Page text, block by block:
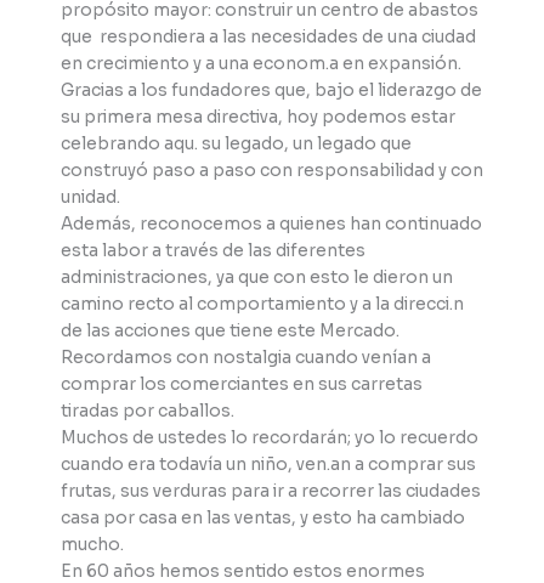
propósito mayor: construir un centro de abastos
que respondiera a las necesidades de una ciudad
en crecimiento y a una econom.a en expansión.
Gracias a los fundadores que, bajo el liderazgo de
su primera mesa directiva, hoy podemos estar
celebrando aqu. su legado, un legado que
construyó paso a paso con responsabilidad y con
unidad.
Además, reconocemos a quienes han continuado
esta labor a través de las diferentes
administraciones, ya que con esto le dieron un
camino recto al comportamiento y a la direcci.n
de las acciones que tiene este Mercado.
Recordamos con nostalgia cuando venían a
comprar los comerciantes en sus carretas
tiradas por caballos.
Muchos de ustedes lo recordarán; yo lo recuerdo
cuando era todavía un niño, ven.an a comprar sus
frutas, sus verduras para ir a recorrer las ciudades
casa por casa en las ventas, y esto ha cambiado
mucho.
En 60 años hemos sentido estos enormes